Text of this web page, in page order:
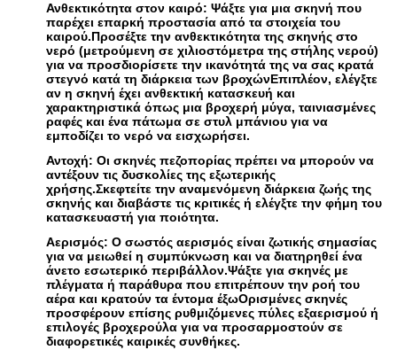
Ανθεκτικότητα στον καιρό: Ψάξτε για μια σκηνή που
παρέχει επαρκή προστασία από τα στοιχεία του
καιρού.Προσέξτε την ανθεκτικότητα της σκηνής στο
νερό (μετρούμενη σε χιλιοστόμετρα της στήλης νερού)
για να προσδιορίσετε την ικανότητά της να σας κρατά
στεγνό κατά τη διάρκεια των βροχώνΕπιπλέον, ελέγξτε
αν η σκηνή έχει ανθεκτική κατασκευή και
χαρακτηριστικά όπως μια βροχερή μύγα, ταινιασμένες
ραφές και ένα πάτωμα σε στυλ μπάνιου για να
εμποδίζει το νερό να εισχωρήσει.
Αντοχή: Οι σκηνές πεζοπορίας πρέπει να μπορούν να
αντέξουν τις δυσκολίες της εξωτερικής
χρήσης.Σκεφτείτε την αναμενόμενη διάρκεια ζωής της
σκηνής και διαβάστε τις κριτικές ή ελέγξτε την φήμη του
κατασκευαστή για ποιότητα.
Αερισμός: Ο σωστός αερισμός είναι ζωτικής σημασίας
για να μειωθεί η συμπύκνωση και να διατηρηθεί ένα
άνετο εσωτερικό περιβάλλον.Ψάξτε για σκηνές με
πλέγματα ή παράθυρα που επιτρέπουν την ροή του
αέρα και κρατούν τα έντομα έξωΟρισμένες σκηνές
προσφέρουν επίσης ρυθμιζόμενες πύλες εξαερισμού ή
επιλογές βροχερούλα για να προσαρμοστούν σε
διαφορετικές καιρικές συνθήκες.